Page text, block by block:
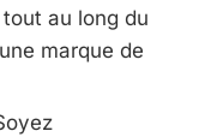
au long du
marque de